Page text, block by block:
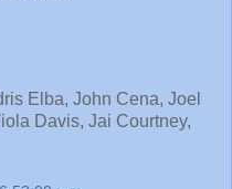
Elba, John Cena, Joel
Davis, Jai Courtney,